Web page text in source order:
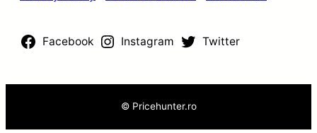
Facebook Instagram Twitter
© Pricehunter.ro